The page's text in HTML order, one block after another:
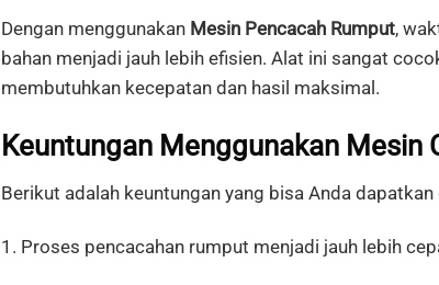
Dengan menggunakan Mesin Pencacah Rumput,
bahan menjadi jauh lebih efisien. Alat ini sangat
membutuhkan kecepatan dan hasil maksimal.
Keuntungan Menggunakan Mesin
Berikut adalah keuntungan yang bisa Anda dapatkan
1. Proses pencacahan rumput menjadi jauh lebih